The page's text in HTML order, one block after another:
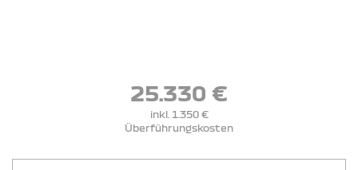
25.330 €
inkl. 1.350 €
Überführungskosten